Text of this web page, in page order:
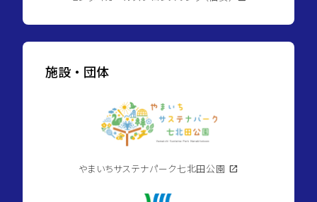
施設・団体
やまいちサステナパーク七北田公園 open_in_new